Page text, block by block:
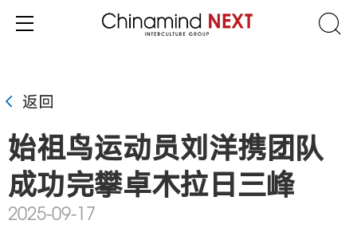
返回
始祖鸟运动员刘洋携团队
成功完攀卓木拉日三峰
2025-09-17